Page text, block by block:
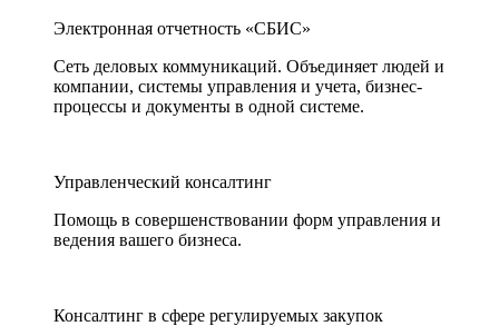
Электронная отчетность «СБИС»
Сеть деловых коммуникаций. Объединяет людей и
компании, системы управления и учета, бизнес-
процессы и документы в одной системе.
Управленческий консалтинг
Помощь в совершенствовании форм управления и
ведения вашего бизнеса.
Консалтинг в сфере регулируемых закупок